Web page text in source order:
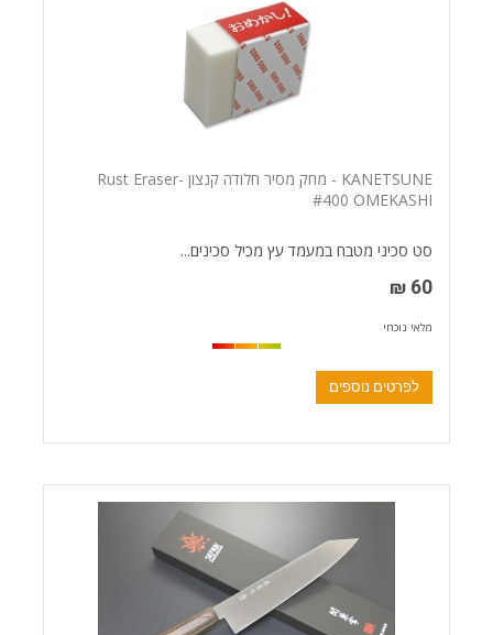
KANETSUNE - מחק מסיר חלודה קנצון -Rust Eraser
#400 OMEKASHI
סט סכיני מטבח במעמד עץ מכיל סכינים...
60 ₪
מלאי נוכחי
לפרטים נוספים